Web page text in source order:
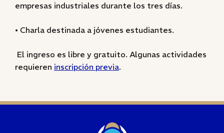
empresas industriales durante los tres días.
• Charla destinada a jóvenes estudiantes.
El ingreso es libre y gratuito. Algunas actividades
requieren inscripción previa.